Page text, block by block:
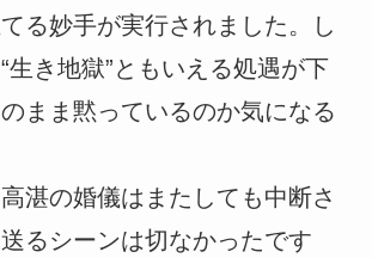
る妙手が実行されました。し
生き地獄”ともいえる処遇が下
まま黙っているのか気になる
湛の婚儀はまたしても中断さ
るシーンは切なかったです